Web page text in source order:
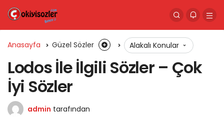
Anasayfa Güzel Sözler Alakalı Konular
Lodos İle İlgili Sözler – Çok
İyi Sözler
admin tarafından